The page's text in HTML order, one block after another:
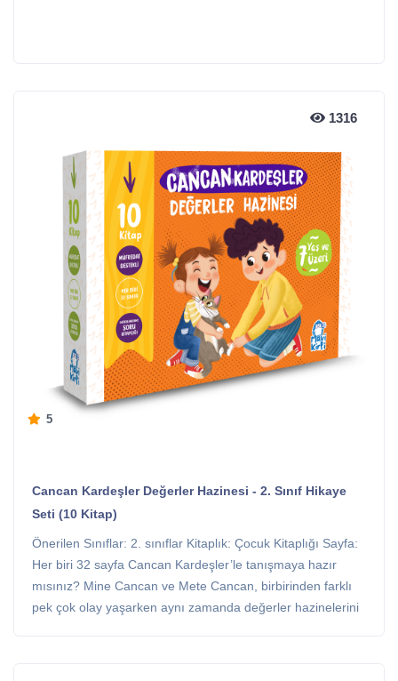
1316
1316
5
Cancan Kardeşler Değerler Hazinesi - 2. Sınıf Hikaye
Seti (10 Kitap)
Önerilen Sınıflar: 2. sınıflar Kitaplık: Çocuk Kitaplığı Sayfa:
Her biri 32 sayfa Cancan Kardeşler’le tanışmaya hazır
mısınız? Mine Cancan ve Mete Cancan, birbirinden farklı
pek çok olay yaşarken aynı zamanda değerler hazinelerini